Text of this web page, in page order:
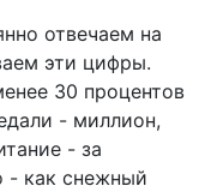
отвечаем на
эти цифры.
30 процентов
- миллион,
- за
- как снежный